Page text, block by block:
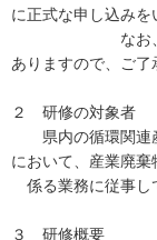
に正式な申し込みを
なお、申込者
ありますので、ご了
２ 研修の対象者
県内の循環関連産
において、産業廃棄
係る業務に従事し
３ 研修概要